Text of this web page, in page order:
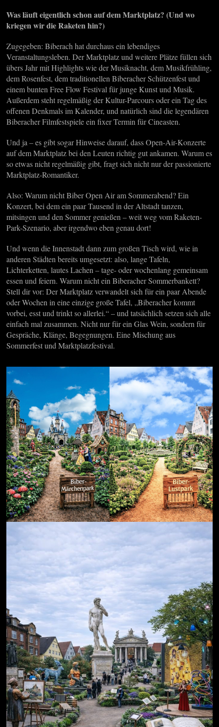
Was läuft eigentlich schon auf dem Marktplatz? (Und wo
kriegen wir die Raketen hin?)
Zugegeben: Biberach hat durchaus ein lebendiges
Veranstaltungsleben. Der Marktplatz und weitere Plätze füllen sich
übers Jahr mit Highlights wie der Musiknacht, dem Musikfrühling,
dem Rosenfest, dem traditionellen Biberacher Schützenfest und
einem bunten Free Flow Festival für junge Kunst und Musik.
Außerdem steht regelmäßig der Kultur-Parcours oder ein Tag des
offenen Denkmals im Kalender, und natürlich sind die legendären
Biberacher Filmfestspiele ein fixer Termin für Cineasten.
Und ja – es gibt sogar Hinweise darauf, dass Open-Air-Konzerte
auf dem Marktplatz bei den Leuten richtig gut ankamen. Warum es
so etwas nicht regelmäßig gibt, fragt sich nicht nur der passionierte
Marktplatz-Romantiker.
Also: Warum nicht Biber Open Air am Sommerabend? Ein
Konzert, bei dem ein paar Tausend in der Altstadt tanzen,
mitsingen und den Sommer genießen – weit weg vom Raketen-
Park-Szenario, aber irgendwo eben genau dort!
Und wenn die Innenstadt dann zum großen Tisch wird, wie in
anderen Städten bereits umgesetzt: also, lange Tafeln,
Lichterketten, lautes Lachen – tage- oder wochenlang gemeinsam
essen und feiern. Warum nicht ein Biberacher Sommerbankett?
Stell dir vor: Der Marktplatz verwandelt sich für ein paar Abende
oder Wochen in eine einzige große Tafel, „Biberacher kommt
vorbei, esst und trinkt so allerlei.“ – und tatsächlich setzen sich alle
einfach mal zusammen. Nicht nur für ein Glas Wein, sondern für
Gespräche, Klänge, Begegnungen. Eine Mischung aus
Sommerfest und Marktplatzfestival.